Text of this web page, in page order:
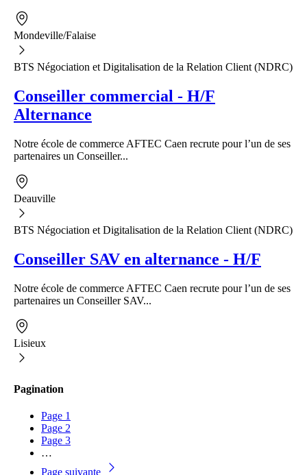
Mondeville/Falaise
BTS Négociation et Digitalisation de la Relation Client (NDRC)
Conseiller commercial - H/F
Alternance
Notre école de commerce AFTEC Caen recrute pour l’un de ses
partenaires un Conseiller...
Deauville
BTS Négociation et Digitalisation de la Relation Client (NDRC)
Conseiller SAV en alternance - H/F
Notre école de commerce AFTEC Caen recrute pour l’un de ses
partenaires un Conseiller SAV...
Lisieux
Pagination
Page 1
Page 2
Page 3
…
Page suivante